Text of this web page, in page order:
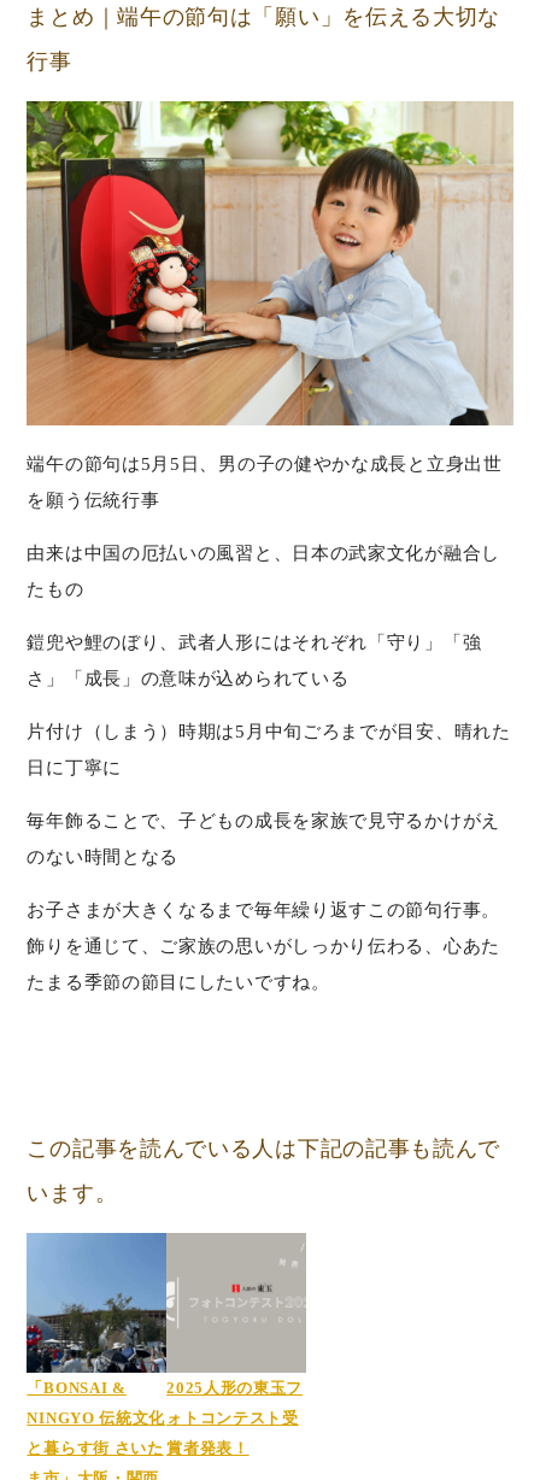
まとめ｜端午の節句は「願い」を伝える大切な
行事
端午の節句は5月5日、男の子の健やかな成長と立身出世
を願う伝統行事
由来は中国の厄払いの風習と、日本の武家文化が融合し
たもの
鎧兜や鯉のぼり、武者人形にはそれぞれ「守り」「強
さ」「成長」の意味が込められている
片付け（しまう）時期は5月中旬ごろまでが目安、晴れた
日に丁寧に
毎年飾ることで、子どもの成長を家族で見守るかけがえ
のない時間となる
お子さまが大きくなるまで毎年繰り返すこの節句行事。
飾りを通じて、ご家族の思いがしっかり伝わる、心あた
たまる季節の節目にしたいですね。
この記事を読んでいる人は下記の記事も読んで
います。
「BONSAI &
NINGYO 伝統文化
と暮らす街 さいた
2025人形の東玉フ
ォトコンテスト受
賞者発表！